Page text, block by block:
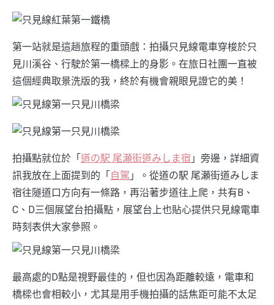
第一站就是這趟旅程的重頭戲：拍攝只見線電車穿梭於只
見川溪谷、行駛於第一橋樑上的身影。在旅日社團一直被
這個經典取景洗版的我，終於有機會親眼見證它的美！
拍攝點就位於「 道の駅 尾瀬街道みしま宿 」旁邊，詳細資
訊我放在上面提到的「 自駕 」。從道の駅 尾瀬街道みしま
宿往隧道口方向有一條路，再沿著步道往上爬，共有B、
C、D三個展望台拍攝點，展望台上也貼心提供只見線電車
時刻表供大家參照。
最高處的D點是視野最佳的，但也因為距離較遠，電車和
橋樑也會相較小，尤其是用手機拍攝的話焦距可能不太足